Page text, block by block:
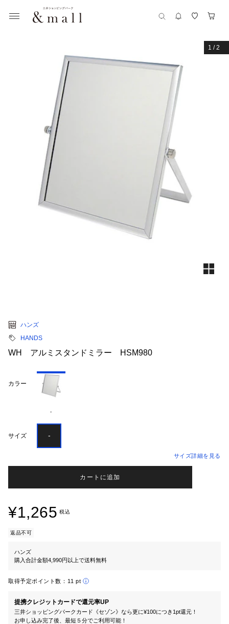
1 /2
ハンズ
HANDS
WH アルミスタンドミラー HSM980
カラー
-
サイズ -
サイズ詳細を見る
カートに追加
¥1,265 税込
返品不可
ハンズ
購入合計金額4,990円以上で送料無料
取得予定ポイント数： 11 pt
提携クレジットカードで還元率UP
三井ショッピングパークカード《セゾン》なら更に¥100につき1pt還元！
お申し込み完了後、最短５分でご利用可能！